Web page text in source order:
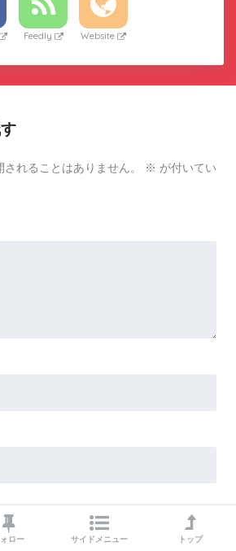
Feedly Website
れることはありません。 ※ が付いてい
ロー サイドメニュー トップ